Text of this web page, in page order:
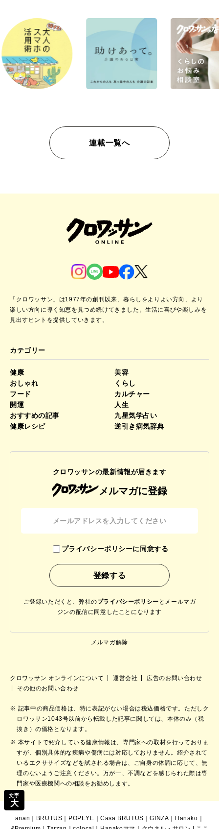
文字
大
連載一覧へ
「クロワッサン」は1977年の創刊以来、暮らしをよりよい方向、より
楽しい方向に導く知恵を見つめ続けてきました。生活に喜びや楽しみを
見出すヒントを提供していきます。
カテゴリー
健康
美容
おしゃれ
くらし
フード
カルチャー
開運
人生
おすすめの記事
九星気学占い
健康レシピ
逆引き病気辞典
クロワッサンの最新情報が届きます
メルマガに登録
プライバシーポリシーに同意する
ご登録いただくと、弊社のプライバシーポリシー と メールマガ
ジンの配信に同意したことになります
メルマガ解除
クロワッサン オンラインについて 運営会社
広告のお問い合わせ
その他のお問い合わせ
記事中の商品価格は、特に表記がない場合は税込価格です。ただしク
ロワッサン1043号以前から転載した記事に関しては、本体のみ（税
抜き）の価格となります。
本サイトで紹介している健康情報は、専門家への取材を行っておりま
すが、個別具体的な疾病や傷病には対応しておりません。紹介されて
いるエクササイズなどを試される場合は、ご自身の体調に応じて、無
理のないようご注意ください。万が一、不調などを感じられた際は専
門家や医療機関への相談をお勧めします。
anan BRUTUS POPEYE ｜Casa BRUTUS ｜GINZA Hanako